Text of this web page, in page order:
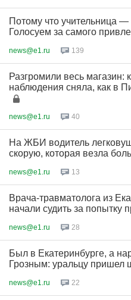
Потому что учительница —
Голосуем за самого
news@e1.ru 139
Разгромили весь магазин:
наблюдения сняла, как в
news@e1.ru 40
На ЖБИ водитель
скорую, которая везла
news@e1.ru 13
Врача-травматолога из
начали судить за попытку
news@e1.ru 28
Был в Екатеринбурге, а
Грозным: уральцу пришел
news@e1.ru 22